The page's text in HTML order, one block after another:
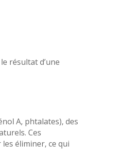
résultat d’une
A, phtalates), des
Ces
éliminer, ce qui